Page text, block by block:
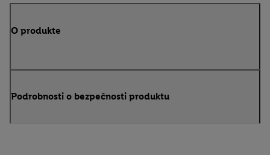
O produkte
Podrobnosti o bezpečnosti produktu